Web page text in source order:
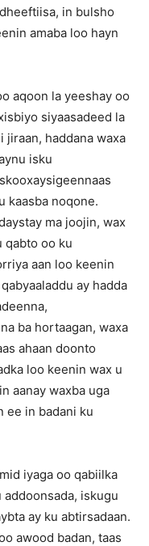
in bulsho
amaba loo hayn
aqoon la yeeshay oo
siyaasadeed la
jiraan, haddana waxa
isku
kaasba noqone.
ma joojin, wax
qabto oo ku
aan loo keenin
ay hadda
ba hortaagan, waxa
ahaan doonto
loo keenin wax u
aanay waxba uga
ee in badani ku
iyaga oo qabiilka
iskugu
ay ku abtirsadaan.
awood badan, taas